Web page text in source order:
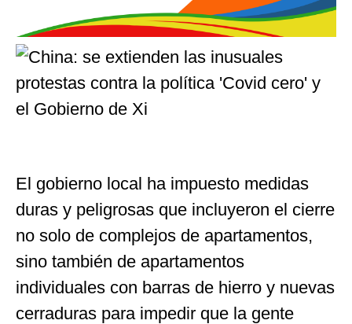
El gobierno local ha impuesto medidas
duras y peligrosas que incluyeron el cierre
no solo de complejos de apartamentos,
sino también de apartamentos
individuales con barras de hierro y nuevas
cerraduras para impedir que la gente